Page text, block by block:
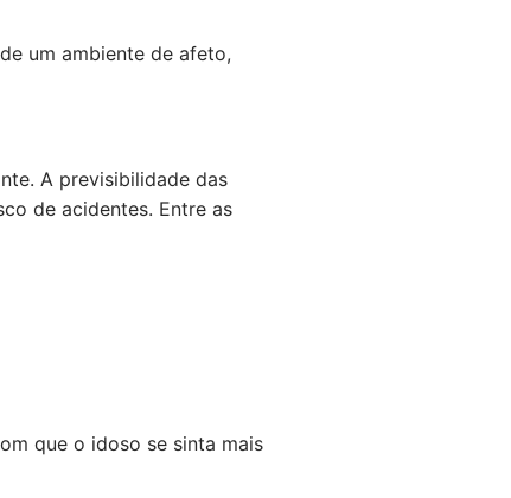
um ambiente de afeto,
A previsibilidade das
de acidentes. Entre as
que o idoso se sinta mais